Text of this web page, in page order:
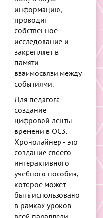
информацию,
проводит
собственное
исследование и
закрепляет в
памяти
взаимосвязи между
событиями.
Для педагога
создание
цифровой ленты
времени в ОС3.
Хронолайнер - это
создание своего
интерактивного
учебного пособия,
которое может
быть использовано
в рамках уроков
всей параллели,